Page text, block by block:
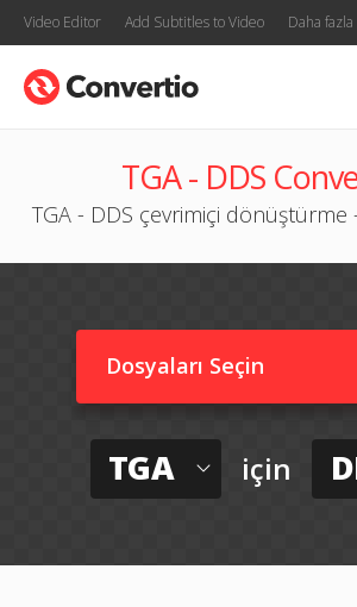
Video Editor Add Subtitles to Video Daha fazla
TGA - DDS
TGA - DDS çevrimiçi dönüştürme
Dosyaları Seçin
TGA için